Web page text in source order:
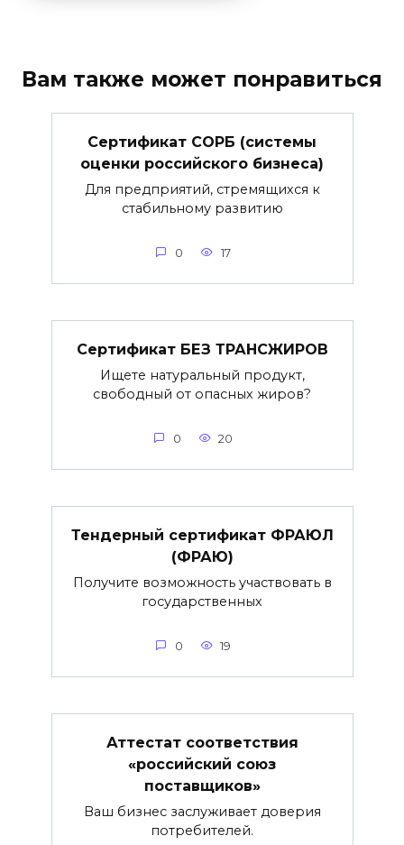
Вам также может понравиться
Сертификат СОРБ (системы
оценки российского бизнеса)
Для предприятий, стремящихся к
стабильному развитию
0 17
Сертификат БЕЗ ТРАНСЖИРОВ
Ищете натуральный продукт,
свободный от опасных жиров?
0 20
Тендерный сертификат ФРАЮЛ
(ФРАЮ)
Получите возможность участвовать в
государственных
0 19
Аттестат соответствия
«российский союз
поставщиков»
Ваш бизнес заслуживает доверия
потребителей.